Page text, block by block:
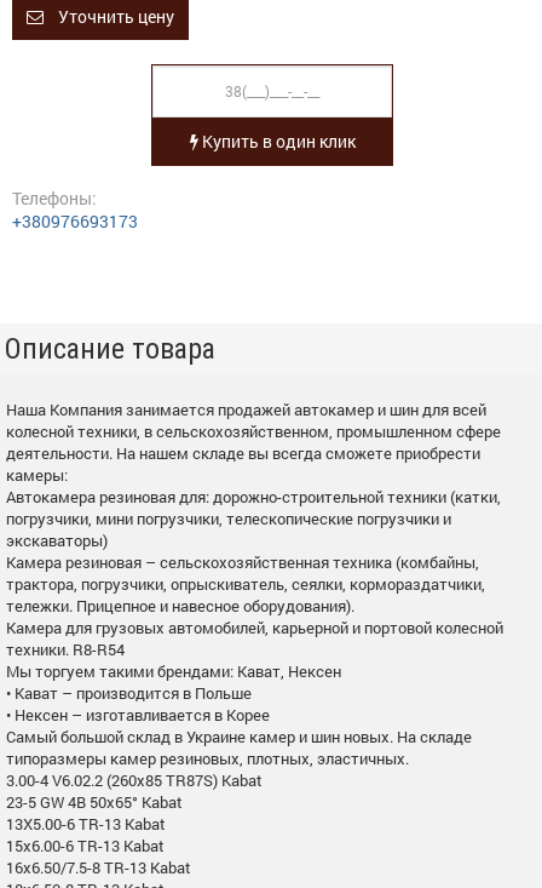
Уточнить цену
Купить в один клик
Телефоны:
+380976693173
Описание товара
Наша Компания занимается продажей автокамер и шин для всей
колесной техники, в сельскохозяйственном, промышленном сфере
деятельности. На нашем складе вы всегда сможете приобрести
камеры:
Автокамера резиновая для: дорожно-строительной техники (катки,
погрузчики, мини погрузчики, телескопические погрузчики и
экскаваторы)
Камера резиновая – сельскохозяйственная техника (комбайны,
трактора, погрузчики, опрыскиватель, сеялки, кормораздатчики,
тележки. Прицепное и навесное оборудования).
Камера для грузовых автомобилей, карьерной и портовой колесной
техники. R8-R54
Мы торгуем такими брендами: Кават, Нексен
• Кават – производится в Польше
• Нексен – изготавливается в Корее
Самый большой склад в Украине камер и шин новых. На складе
типоразмеры камер резиновых, плотных, эластичных.
3.00-4 V6.02.2 (260х85 TR87S) Kabat
23-5 GW 4B 50x65° Kabat
13X5.00-6 TR-13 Kabat
15x6.00-6 TR-13 Kabat
16x6.50/7.5-8 TR-13 Kabat